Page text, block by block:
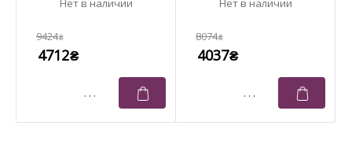
9424₴
4712₴
8074₴
4037₴